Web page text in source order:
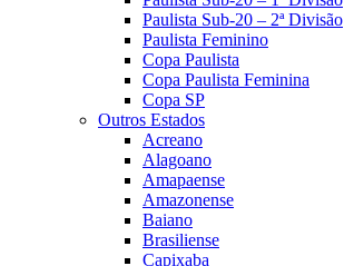
Paulista Sub-20 – 2ª Divisão
Paulista Feminino
Copa Paulista
Copa Paulista Feminina
Copa SP
Outros Estados
Acreano
Alagoano
Amapaense
Amazonense
Baiano
Brasiliense
Capixaba